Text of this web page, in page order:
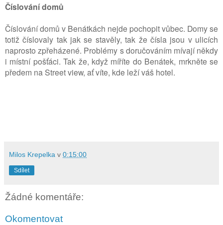
Číslování domů
Číslovánídomů v Benátkách nejde pochopit vůbec. Domy se
totiž číslovaly tak jak se stavěly, tak že čísla jsou v ulicích
naprosto zpřeházené. Problémy s doručováním mívají někdy
i místní pošťáci. Tak že, když míříte do Benátek, mrkněte se
předem na Street view, ať víte, kde leží váš hotel.
Milos Krepelka v 0:15:00
Sdílet
Žádné komentáře:
Okomentovat